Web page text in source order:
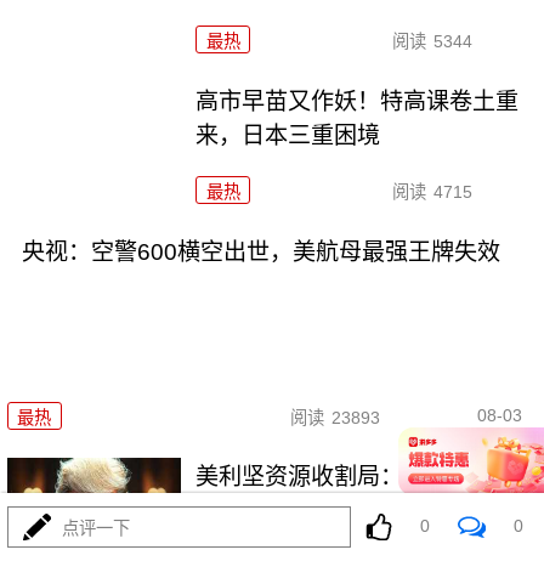
最热 阅读 5344
高市早苗又作妖！特高课卷土重
来，日本三重困境
最热 阅读 4715
央视：空警600横空出世，美航母最强王牌失效
最热 阅读 23893 08-03
美利坚资源收割局：特朗普为何
对乌稀土\"摊牌\"
点评一下 0 0